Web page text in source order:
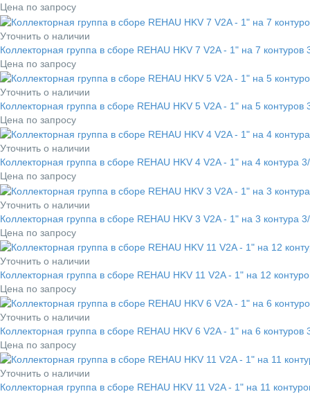
Цена по запросу
Уточнить о наличии
Коллекторная группа в сборе REHAU HKV 7 V2A - 1" на 7
Цена по запросу
Уточнить о наличии
Коллекторная группа в сборе REHAU HKV 5 V2A - 1" на 5
Цена по запросу
Уточнить о наличии
Коллекторная группа в сборе REHAU HKV 4 V2A - 1" на 4 контура
Цена по запросу
Уточнить о наличии
Коллекторная группа в сборе REHAU HKV 3 V2A - 1" на 3 контура
Цена по запросу
Уточнить о наличии
Коллекторная группа в сборе REHAU HKV 11 V2A - 1" на 12
Цена по запросу
Уточнить о наличии
Коллекторная группа в сборе REHAU HKV 6 V2A - 1" на 6
Цена по запросу
Уточнить о наличии
Коллекторная группа в сборе REHAU HKV 11 V2A - 1" на 11